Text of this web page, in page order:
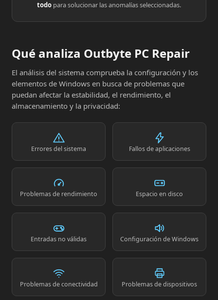
todo para solucionar las anomalías seleccionadas.
Qué analiza Outbyte PC Repair
El análisis del sistema comprueba la configuración y los
elementos de Windows en busca de problemas que
puedan afectar la estabilidad, el rendimiento, el
almacenamiento y la privacidad:
Errores del sistema Fallos de aplicaciones
Problemas de rendimiento Espacio en disco
Entradas no válidas Configuración de Windows
Problemas de conectividad Problemas de dispositivos